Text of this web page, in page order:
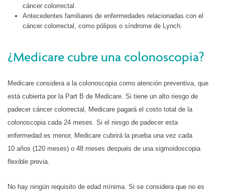
cáncer colorrectal.
Antecedentes familiares de enfermedades relacionadas con el
cáncer colorrectal, como pólipos o síndrome de Lynch.
¿Medicare cubre una colonoscopia?
Medicare considera a la colonoscopia como atención preventiva, que
está cubierta por la Part B de Medicare. Si tiene un alto riesgo de
padecer cáncer colorrectal, Medicare pagará el costo total de la
colonoscopia cada 24 meses. Si el riesgo de padecer esta
enfermedad es menor, Medicare cubrirá la prueba una vez cada
10 años (120 meses) o 48 meses después de una sigmoidoscopia
flexible previa.
No hay ningún requisito de edad mínima. Si se considera que no es